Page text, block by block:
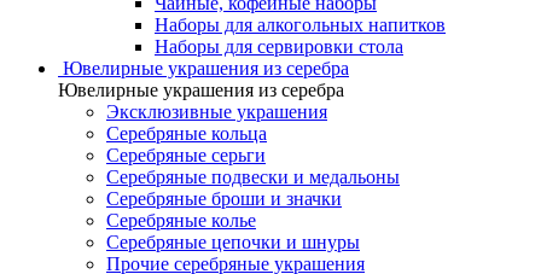
Наборы для алкогольных напитков
Наборы для сервировки стола
Ювелирные украшения из серебра
Ювелирные украшения из серебра
Эксклюзивные украшения
Серебряные кольца
Серебряные серьги
Серебряные подвески и медальоны
Серебряные броши и значки
Серебряные колье
Серебряные цепочки и шнуры
Прочие серебряные украшения